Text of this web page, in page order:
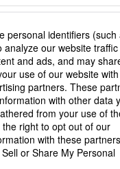
in this series
histoire